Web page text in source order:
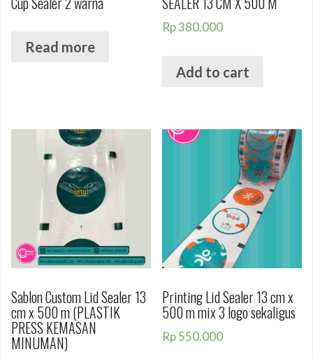
Read more
Rp380.000
Add to cart
Sablon Custom Lid Sealer 13
cm x 500 m (PLASTIK
PRESS KEMASAN
MINUMAN)
Printing Lid Sealer 13 cm x
500 m mix 3 logo sekaligus
Rp550.000